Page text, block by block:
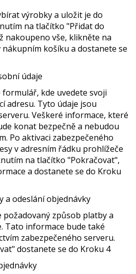
výrobky a uložit je do
na tlačítko "Přidat do
nakoupeno vše, klikněte na
košíku a dostanete se
údaje
kde uvedete svoji
adresu. Tyto údaje jsou
Veškeré informace, které
konat bezpečně a nebudou
Po aktivaci zabezpečeného
v adresním řádku prohlížeče
na tlačítko "Pokračovat",
a dostanete se do Kroku
a odeslání objednávky
způsob platby a
Tato informace bude také
zabezpečeného serveru.
dostanete se do Kroku 4